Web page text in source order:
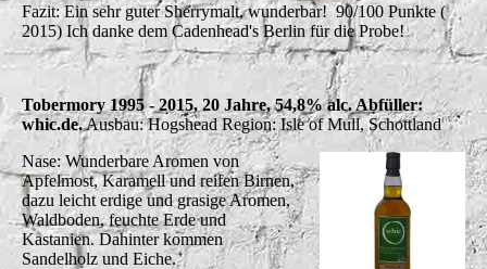
Fazit: Ein sehr guter Sherrymalt, wunderbar! 90/100 Punkte (
2015) Ich danke dem Cadenhead's Berlin für die Probe!
Tobermory 1995 - 2015, 20 Jahre, 54,8% alc. Abfüller:
whic.de.Ausbau: Hogshead Region: Isle of Mull, Schottland
Nase: Wunderbare Aromen von
Apfelmost, Karamell und reifen Birnen,
dazu leicht erdige und grasige Aromen,
Waldboden, feuchte Erde und
Kastanien. Dahinter kommen
Sandelholz und Eiche.